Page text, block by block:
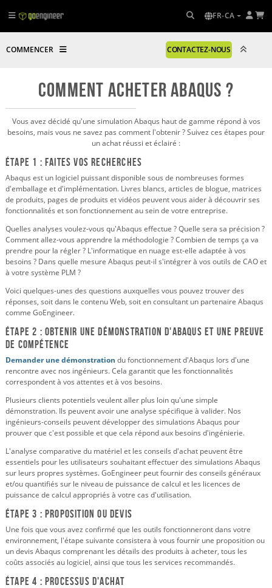
FR-CA
COMMENCER CONTACTEZ-NOUS
Comment acheter Abaqus ?
Vous avez décidé qu'une simulation Abaqus haut de gamme répond à vos
besoins, mais vous ne savez pas comment l'obtenir ? Suivez ces étapes pour
un achat réussi et éclairé :
Étape 1 : Faites vos recherches
Abaqus est un logiciel puissant disponible sous de nombreuses formes
d'emballage et d'implémentation. Livres blancs, articles de blogue, matrices
de produits, pages de produits et vidéos peuvent vous aider à découvrir ses
fonctionnalités et son fonctionnement au sein de votre entreprise.
Quelles analyses voulez-vous qu'Abaqus effectue ? Quelle sera sa précision ?
Comment allez-vous apprendre la méthodologie ? Combien de temps ça va
prendre pour la régler ? L'informatique en nuage est-elle adaptée à vos
besoins ? Dans quelle mesure Abaqus peut-il s'intégrer à vos outils de CAO et
à votre système PLM ?
Voici quelques-unes des questions auxquelles vous pouvez trouver des
réponses, soit dans le contenu Web, soit en consultant un partenaire Abaqus
comme GoEngineer.
Étape 2 : Obtenir une démonstration d'Abaqus et une preuve
de compétence
Demander une démonstration du fonctionnement d'Abaqus lors d'une
rencontre avec nos ingénieurs. Cela garantit que les fonctionnalités
correspondent à vos attentes et à vos besoins.
Plusieurs clients potentiels veulent aller plus loin qu'une simple
démonstration. Ils peuvent avoir une analyse spécifique à valider. Nos
ingénieurs-conseils peuvent développer des simulations Abaqus pour
prouver que c'est possible et que cela répond aux besoins d'ingénierie.
L'analyse comparative du matériel et les conseils d'achat peuvent être
essentiels pour les utilisateurs souhaitant effectuer des simulations Abaqus
sur leurs propres systèmes. GoEngineer peut fournir des conseils généraux
et/ou quantifiés sur le niveau de puissance de calcul et les licences de
puissance de calcul appropriés à votre cas d'utilisation.
Étape 3 : Proposition ou devis
Une fois que vous avez confirmé que les outils fonctionneront dans votre
environnement, l'étape suivante consistera à vous fournir une proposition ou
un devis Abaqus comprenant les détails des produits à acheter, tous les
coûts associés au logiciel, ainsi que tous les services recommandés.
Étape 4 : Processus d'achat